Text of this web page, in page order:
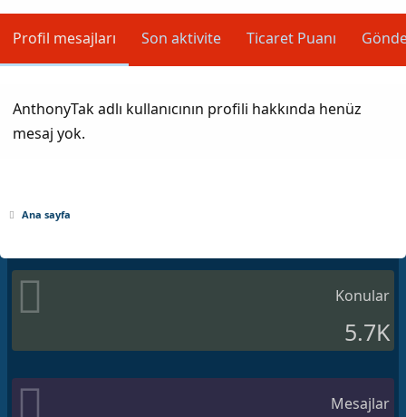
Profil mesajları Son aktivite Ticaret Puanı
AnthonyTak adlı kullanıcının profili hakkında henüz
mesaj yok.
Ana sayfa
Konular
5.7K
Mesajlar